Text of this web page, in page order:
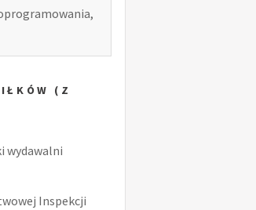
(Z
wydawalni
Inspekcji